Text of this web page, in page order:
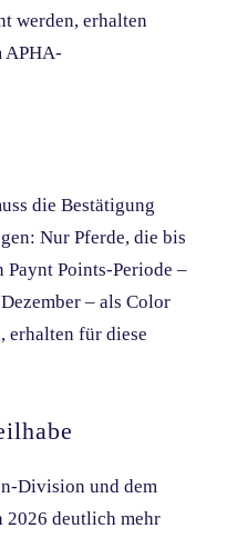
werden, erhalten
APHA-
die Bestätigung
Nur Pferde, die bis
Points-Periode –
– als Color
erhalten für diese
Division und dem
2026 deutlich mehr